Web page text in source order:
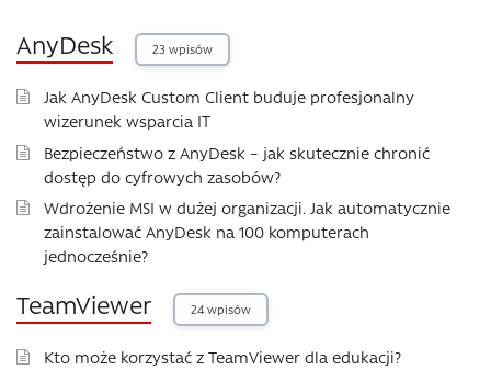
AnyDesk 23 wpisów
Jak AnyDesk Custom Client buduje profesjonalny
wizerunek wsparcia IT
Bezpieczeństwo z AnyDesk – jak skutecznie chronić
dostęp do cyfrowych zasobów?
Wdrożenie MSI w dużej organizacji. Jak automatycznie
zainstalować AnyDesk na 100 komputerach
jednocześnie?
TeamViewer 24 wpisów
Kto może korzystać z TeamViewer dla edukacji?